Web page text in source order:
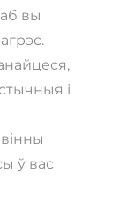
вы
і
ў вас